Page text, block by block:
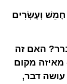
וְעֶשְׂרִים
האם זה
מאיזה מקום
דבר,